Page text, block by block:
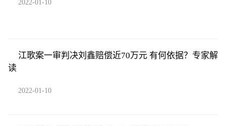
2022-01-10
江歌案一审判决刘鑫赔偿近70万元 有何依据？专家解
读
2022-01-10